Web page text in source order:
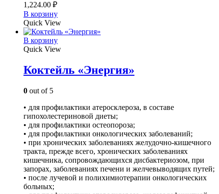
1,224.00 ₽
В корзину
Quick View
В корзину
Quick View
Коктейль «Энергия»
0 out of 5
• для профилактики атеросклероза, в составе
гипохолестериновой диеты;
• для профилактики остеопороза;
• для профилактики онкологических заболеваний;
• при хронических заболеваниях желудочно­-кишечного
тракта, прежде всего, хронических заболеваниях
кишечника, сопровождающихся дисбактериозом, при
запорах, заболеваниях печени и желчевыводящих путей;
• после лучевой и полихимиотерапии онкологических
больных;